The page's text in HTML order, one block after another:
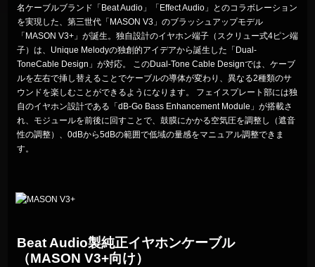
名ケーブルブランド「Beat Audio」「Effect Audio」とのコラボレーション
を実現した、第三世代「MASON V3」のブラッシュアップモデル
「MASON V3+」が誕生。独自設計のイヤホン端子（スクリュー式4ピン端
子）は、Unique Melodyの独創的アイデアから誕生した「Dual-
ToneCable Design」が対応。 このDual-Tone Cable Designでは、ケーブ
ルを左右で挿し替えることでケーブルの導体が変わり、異なる2種類のサ
ウンドを楽しむことができるようになります。 フェイスプレート部には独
自のイヤホン設計である「dB-Go Bass Enhancement Module」が搭載さ
れ、モジュールを前後に回すことで、鼓膜にかかる空気圧を調整し（遮音
性の調整）、0dBから5dBの範囲で低域の量感をマニュアル調整できま
す。
Beat Audio製純正イヤホンケーブル
（MASON V3+向け）